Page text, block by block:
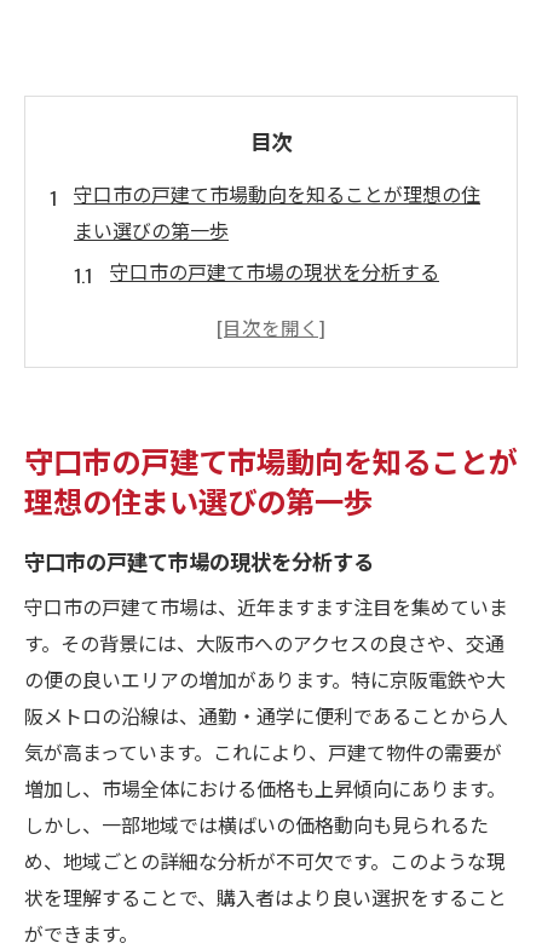
目次
守口市の戸建て市場動向を知ることが理想の住
まい選びの第一歩
守口市の戸建て市場の現状を分析する
価格上昇の背景にある地域特性とは
中古戸建て市場の掘り出し物を見つける方
法
地域特性を理解して守口市の戸建て価格を賢く
守口市周辺の生活環境とその影響
地域の魅力が価格に与えるインパクト
交通アクセスの利便性が価格に与える影響
教育施設の充実度と不動産価値の関係
住環境の変化と未来の価格予測
エリアごとの価格差を徹底比較
大阪市へのアクセスが強み守口市の戸建て購入
の利点を探る
守口市の戸建て市場動向を知ることが
理想の住まい選びの第一歩
守口市の戸建て市場の現状を分析する
守口市の戸建て市場は、近年ますます注目を集めていま
す。その背景には、大阪市へのアクセスの良さや、交通
の便の良いエリアの増加があります。特に京阪電鉄や大
阪メトロの沿線は、通勤・通学に便利であることから人
気が高まっています。これにより、戸建て物件の需要が
増加し、市場全体における価格も上昇傾向にあります。
しかし、一部地域では横ばいの価格動向も見られるた
め、地域ごとの詳細な分析が不可欠です。このような現
状を理解することで、購入者はより良い選択をすること
ができます。